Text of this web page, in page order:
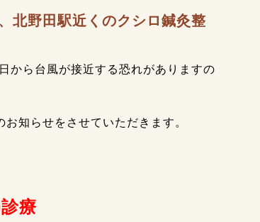
北野田駅近くのクシロ鍼灸整
から台風が接近する恐れがありますの
知らせをさせていただきます。
療